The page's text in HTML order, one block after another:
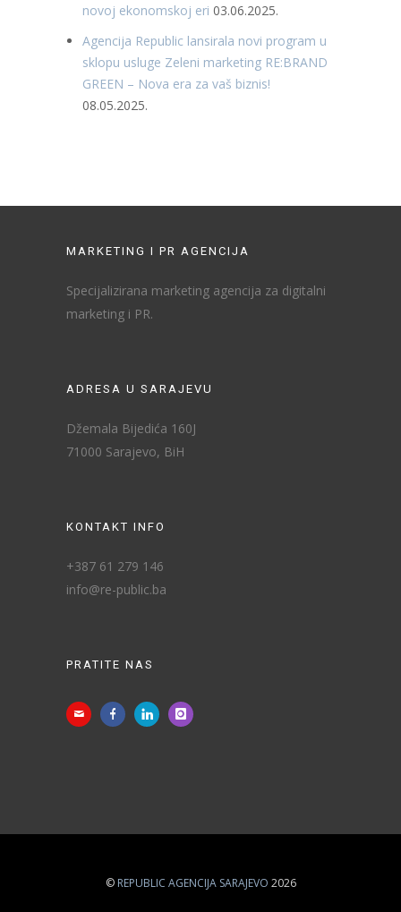
novoj ekonomskoj eri 03.06.2025.
Agencija Republic lansirala novi program u
sklopu usluge Zeleni marketing RE:BRAND
GREEN – Nova era za vaš biznis!
08.05.2025.
MARKETING I PR AGENCIJA
Specijalizirana marketing agencija za digitalni
marketing i PR.
ADRESA U SARAJEVU
Džemala Bijedića 160J
71000 Sarajevo, BiH
KONTAKT INFO
+387 61 279 146
info@re-public.ba
PRATITE NAS
© REPUBLIC AGENCIJA SARAJEVO 2026